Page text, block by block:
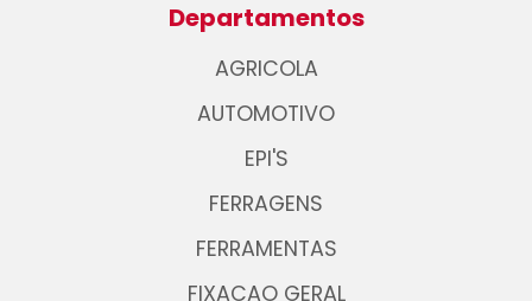
Departamentos
AGRICOLA
AUTOMOTIVO
EPI'S
FERRAGENS
FERRAMENTAS
FIXACAO GERAL